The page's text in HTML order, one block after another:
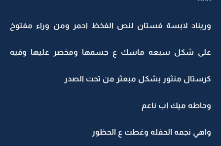
وريناد لابسة فستان لنص الفخظ احمر ومن وراء مفتوخ
على شكل سبعه ماسك ع جسمها ومخصر عليها وفيه
كرستال منثور بشكل مبعثر من تحت الصدر
وحاطه ميك اب ناعم
واهي نجمه الحفله وغطت ع الحظور